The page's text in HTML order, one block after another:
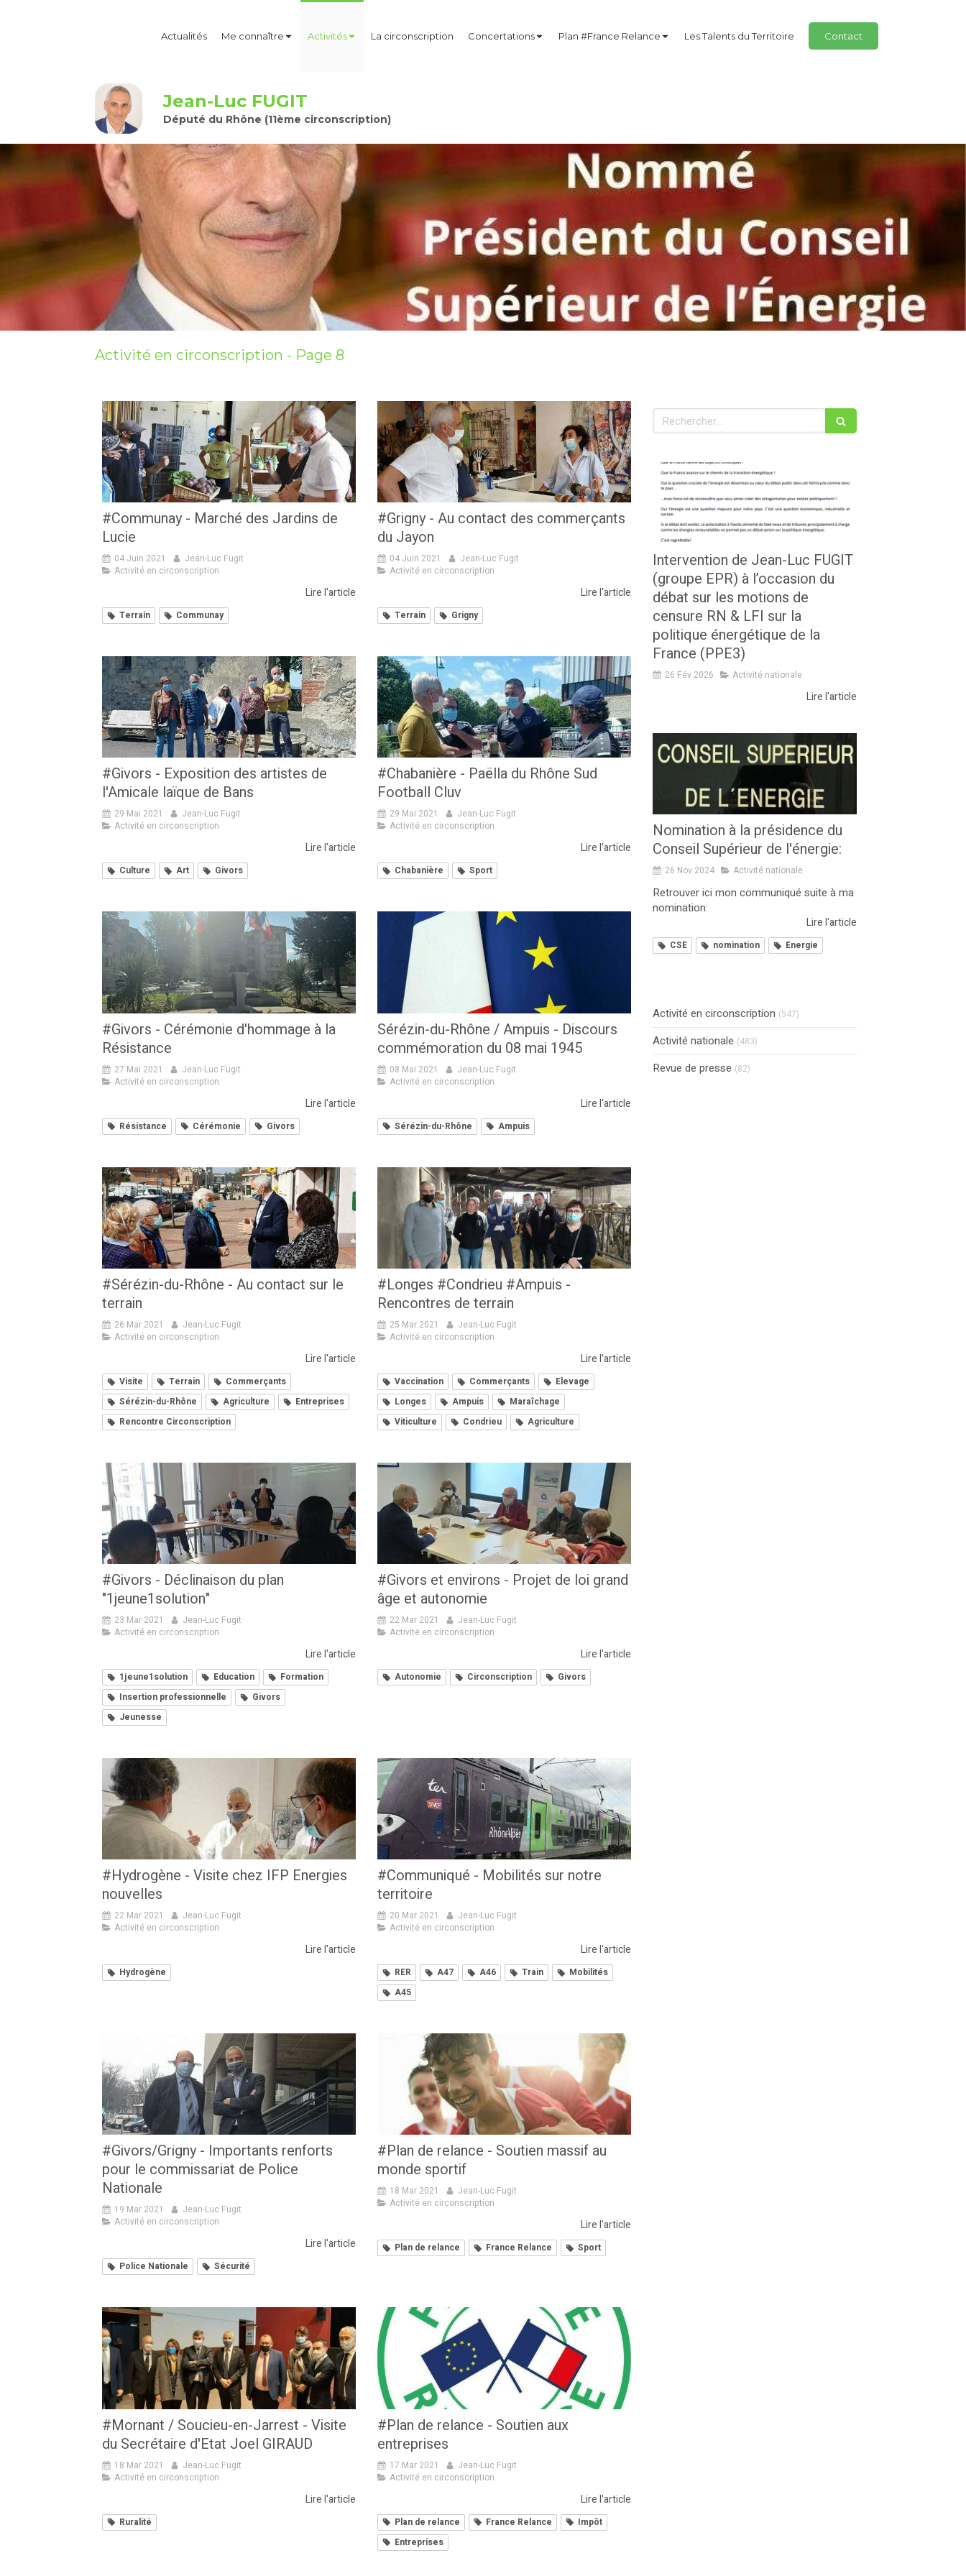
Actualités Me connaître Activités La circonscription Concertations Plan #France Relance Les Talents du Territoire Contact
Jean-Luc FUGIT
Député du Rhône (11ème circonscription)
Activité en circonscription - Page 8
#Communay - Marché des Jardins de
Lucie
04 Juin 2021
Jean-Luc Fugit
Activité en circonscription
Lire l'article
Terrain Communay
#Grigny - Au contact des commerçants
du Jayon
04 Juin 2021
Jean-Luc Fugit
Activité en circonscription
Lire l'article
Terrain Grigny
#Givors - Exposition des artistes de
l'Amicale laïque de Bans
29 Mai 2021
Jean-Luc Fugit
Activité en circonscription
Lire l'article
Culture Art Givors
#Chabanière - Paëlla du Rhône Sud
Football Cluv
29 Mai 2021
Jean-Luc Fugit
Activité en circonscription
Lire l'article
Chabanière Sport
#Givors - Cérémonie d'hommage à la
Résistance
27 Mai 2021
Jean-Luc Fugit
Activité en circonscription
Lire l'article
Résistance Cérémonie Givors
Sérézin-du-Rhône / Ampuis - Discours
commémoration du 08 mai 1945
08 Mai 2021
Jean-Luc Fugit
Activité en circonscription
Lire l'article
Sérézin-du-Rhône Ampuis
#Sérézin-du-Rhône - Au contact sur le
terrain
26 Mar 2021
Jean-Luc Fugit
Activité en circonscription
Lire l'article
Visite Terrain
Commerçants
Sérézin-du-Rhône
Agriculture
Entreprises
Rencontre Circonscription
#Longes #Condrieu #Ampuis -
Rencontres de terrain
25 Mar 2021
Jean-Luc Fugit
Activité en circonscription
Lire l'article
Vaccination Commerçants
Elevage
Longes
Ampuis
Maraîchage
Viticulture
Condrieu Agriculture
#Givors - Déclinaison du plan
"1jeune1solution"
23 Mar 2021
Jean-Luc Fugit
Activité en circonscription
Lire l'article
1jeune1solution Education
Formation
Insertion professionnelle
Givors
Jeunesse
#Givors et environs - Projet de loi grand
âge et autonomie
22 Mar 2021
Jean-Luc Fugit
Activité en circonscription
Lire l'article
Autonomie Circonscription Givors
#Hydrogène - Visite chez IFP Energies
nouvelles
22 Mar 2021
Jean-Luc Fugit
Activité en circonscription
Lire l'article
Hydrogène
#Communiqué - Mobilités sur notre
territoire
20 Mar 2021
Jean-Luc Fugit
Activité en circonscription
Lire l'article
RER A47 A46 Train
Mobilités
A45
#Givors/Grigny - Importants renforts
pour le commissariat de Police
Nationale
19 Mar 2021
Jean-Luc Fugit
Activité en circonscription
Lire l'article
Police Nationale Sécurité
#Plan de relance - Soutien massif au
monde sportif
18 Mar 2021
Jean-Luc Fugit
Activité en circonscription
Lire l'article
Plan de relance France Relance Sport
#Mornant / Soucieu-en-Jarrest - Visite
du Secrétaire d'Etat Joel GIRAUD
18 Mar 2021
Jean-Luc Fugit
Activité en circonscription
Lire l'article
Ruralité
#Plan de relance - Soutien aux
entreprises
17 Mar 2021
Jean-Luc Fugit
Activité en circonscription
Lire l'article
Plan de relance France Relance
Impôt
Entreprises
Rechercher
Intervention de Jean-Luc FUGIT
(groupe EPR) à l’occasion du
débat sur les motions de
censure RN & LFI sur la
politique énergétique de la
France (PPE3)
26 Fév 2026 Activité nationale
Lire l'article
Nomination à la présidence du
Conseil Supérieur de l'énergie:
26 Nov 2024 Activité nationale
Retrouver ici mon communiqué suite à ma
nomination:
Lire l'article
CSE nomination Energie
Activité en circonscription (547)
Activité nationale (483)
Revue de presse (82)